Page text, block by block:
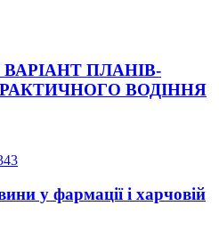
ПЛАНІВ-
ВОДІННЯ
у фармації і харчовій